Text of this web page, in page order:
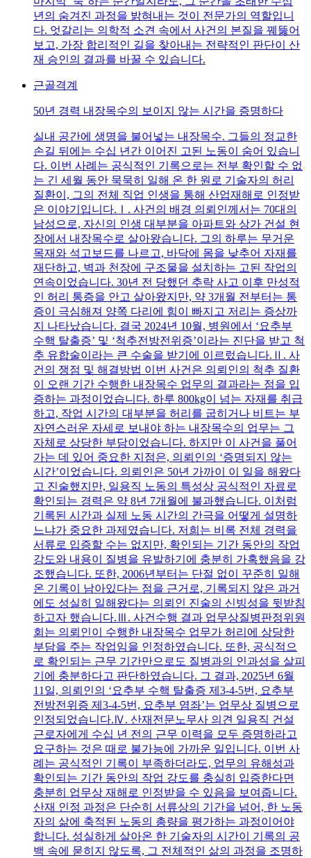
년의 숨겨진 과정을 밝혀내는 것이 전문가의 역할입니
다. 엇갈리는 의학적 소견 속에서 사건의 본질을 꿰뚫어
보고, 가장 합리적인 길을 찾아내는 전략적인 판단이 산
재 승인의 결과를 바꿀 수 있습니다.
근골격계
50년 경력 내장목수의 보이지 않는 시간을 증명하다
실내 공간에 생명을 불어넣는 내장목수. 그들의 정교한
손길 뒤에는 수십 년간 이어진 고된 노동이 숨어 있습니
다. 이번 사례는 공식적인 기록으로는 전부 확인할 수 없
는 긴 세월 동안 묵묵히 일해 온 한 원로 기술자의 허리
질환이, 그의 전체 직업 인생을 통해 산업재해로 인정받
은 이야기입니다.Ⅰ. 사건의 배경 의뢰인께서는 70대의
남성으로, 자신의 인생 대부분을 아파트와 상가 건설 현
장에서 내장목수로 살아왔습니다. 그의 하루는 무거운
목재와 석고보드를 나르고, 바닥에 몸을 낮추어 자재를
재단하고, 벽과 천장에 구조물을 설치하는 고된 작업의
연속이었습니다. 30년 전 당했던 추락 사고 이후 만성적
인 허리 통증을 안고 살아왔지만, 약 3개월 전부터는 통
증이 극심해져 양쪽 다리에 힘이 빠지고 저리는 증상까
지 나타났습니다. 결국 2024년 10월, 병원에서 ‘요추부
수핵 탈출증’ 및 ‘척추전방전위증’이라는 진단을 받고 척
추 유합술이라는 큰 수술을 받기에 이르렀습니다.Ⅱ. 사
건의 쟁점 및 해결방법 이번 사건은 의뢰인의 척추 질환
이 오랜 기간 수행한 내장목수 업무의 결과라는 점을 입
증하는 과정이었습니다. 하루 800kg이 넘는 자재를 취급
하고, 작업 시간의 대부분을 허리를 굽히거나 비트는 부
자연스러운 자세로 보내야 하는 내장목수의 업무는 그
자체로 상당한 부담이었습니다. 하지만 이 사건을 풀어
가는 데 있어 중요한 지점은, 의뢰인의 ‘증명되지 않는
시간’이었습니다. 의뢰인은 50년 가까이 이 일을 해왔다
고 진술했지만, 일용직 노동의 특성상 공식적인 자료로
확인되는 경력은 약 8년 7개월에 불과했습니다. 이처럼
기록된 시간과 실제 노동 시간의 간극을 어떻게 설명하
느냐가 중요한 과제였습니다. 저희는 비록 전체 경력을
서류로 입증할 수는 없지만, 확인되는 기간 동안의 작업
강도와 내용이 질병을 유발하기에 충분히 가혹했음을 강
조했습니다. 또한, 2006년부터는 단절 없이 꾸준히 일해
온 기록이 남아있다는 점을 근거로, 기록되지 않은 과거
에도 성실히 일해왔다는 의뢰인 진술의 신빙성을 뒷받침
하고자 했습니다.Ⅲ. 사건수행 결과 업무상질병판정위원
회는 의뢰인이 수행한 내장목수 업무가 허리에 상당한
부담을 주는 작업임을 인정하였습니다. 또한, 공식적으
로 확인되는 근무 기간만으로도 질병과의 인과성을 살피
기에 충분하다고 판단하였습니다. 그 결과, 2025년 6월
11일, 의뢰인의 ‘요추부 수핵 탈출증 제3-4-5번, 요추부
전방전위증 제3-4-5번, 요추부 염좌’는 업무상 질병으로
인정되었습니다.Ⅳ. 산재전문노무사 의견 일용직 건설
근로자에게 수십 년 전의 근무 이력을 모두 증명하라고
요구하는 것은 때로 불가능에 가까운 일입니다. 이번 사
례는 공식적인 기록이 부족하더라도, 업무의 유해성과
확인되는 기간 동안의 작업 강도를 충실히 입증한다면
충분히 업무상 재해로 인정받을 수 있음을 보여줍니다.
산재 인정 과정은 단순히 서류상의 기간을 넘어, 한 노동
자의 삶에 축적된 노동의 총량을 평가하는 과정이어야
합니다. 성실하게 살아온 한 기술자의 시간이 기록의 공
백 속에 묻히지 않도록, 그 전체적인 삶의 과정을 조명하